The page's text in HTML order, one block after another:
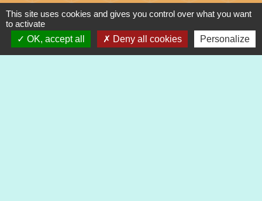
68990 Heimsbrunn - FRANCE
+33 3 89 81 90 34
Mail : mairie@heimsbrunn.fr
This site uses cookies and gives you control over what you want
to activate
OK, accept all
Deny all cookies Personalize